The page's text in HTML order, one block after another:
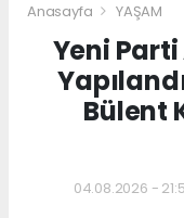
Anasayfa YAŞAM
Yeni
Bülent
04.08.2026 -